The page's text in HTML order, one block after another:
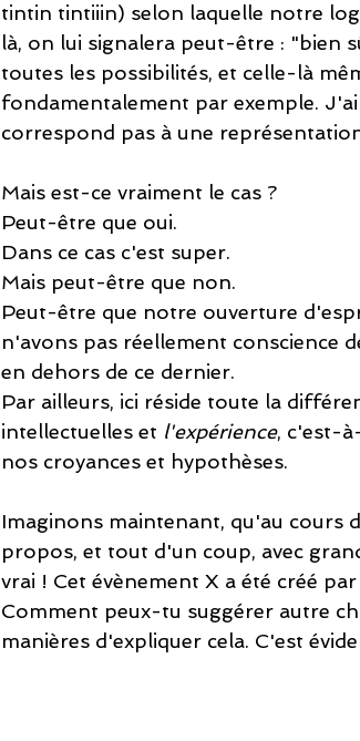
tintin tintiiin) selon laquelle notre
là, on lui signalera peut-être : "bien
toutes les possibilités, et celle-là
fondamentalement par exemple.
correspond pas à une
Mais est-ce vraiment le cas ?
Peut-être que oui.
Dans ce cas c'est super.
Mais peut-être que non.
Peut-être que notre ouverture
n'avons pas réellement conscience
en dehors de ce dernier.
Par ailleurs, ici réside toute la
intellectuelles et l'expérience, c'est-
nos croyances et hypothèses.
Imaginons maintenant, qu'au cours
propos, et tout d'un coup, avec
vrai ! Cet évènement X a été créé
Comment peux-tu suggérer autre
manières d'expliquer cela. C'est